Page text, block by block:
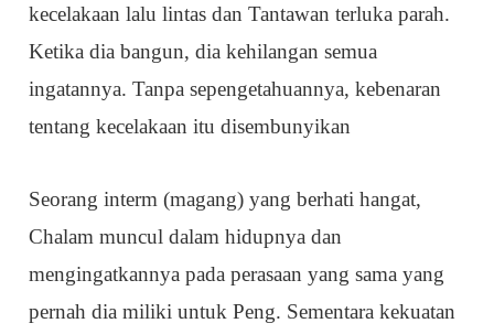
kecelakaan lalu lintas dan Tantawan terluka parah.
Ketika dia bangun, dia kehilangan semua
ingatannya. Tanpa sepengetahuannya, kebenaran
tentang kecelakaan itu disembunyikan
Seorang interm (magang) yang berhati hangat,
Chalam muncul dalam hidupnya dan
mengingatkannya pada perasaan yang sama yang
pernah dia miliki untuk Peng. Sementara kekuatan